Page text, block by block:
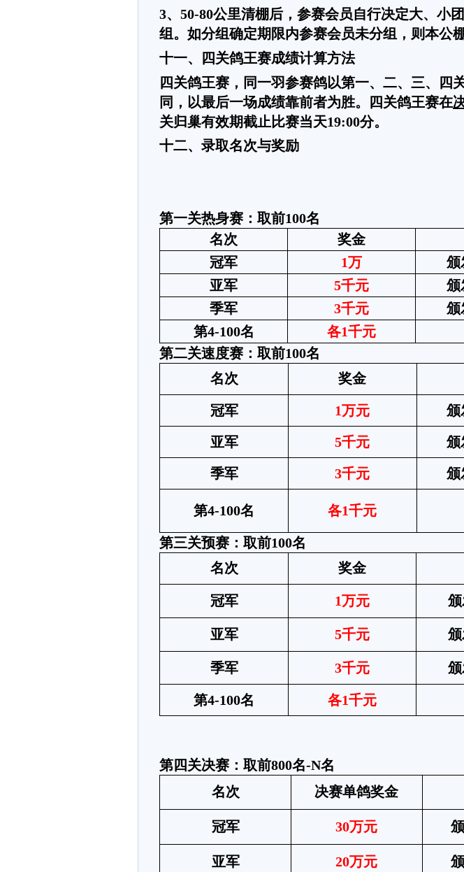
3、50-80公里清棚后，参赛会员自行决定大、小
组。如分组确定期限内参赛会员未分组，则本公
十一、四关鸽王赛成绩计算方法
四关鸽王赛，同一羽参赛鸽以第一、二、三、四
同，以最后一场成绩靠前者为胜。四关鸽王赛在
关归巢有效期截止比赛当天19:00分。
十二、录取名次与奖励
第一关热身赛：取前100名
名次
奖金
冠军
1万 颁
亚军
5千元 颁
季军
3千元 颁
第4-100名 各1千元
第二关速度赛：取前100名
名次
奖金
冠军 1万元 颁
亚军 5千元 颁
季军 3千元 颁
第4-100名 各1千元
第三关预赛：取前100名
名次
奖金
冠军 1万元
亚军 5千元
季军 3千元
第4-100名 各1千元
第四关决赛：取前800名-N名
名次
决赛单鸽奖金
冠军 30万元
亚军 20万元